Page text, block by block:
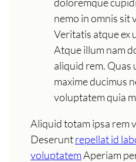
nemo in omnis sit
Veritatis atque ex
Atque illum nam
aliquid rem. Quas
maxime ducimus
voluptatem quia
Aliquid totam ipsa rem
Deseruntrepellat id
voluptatemAperiam